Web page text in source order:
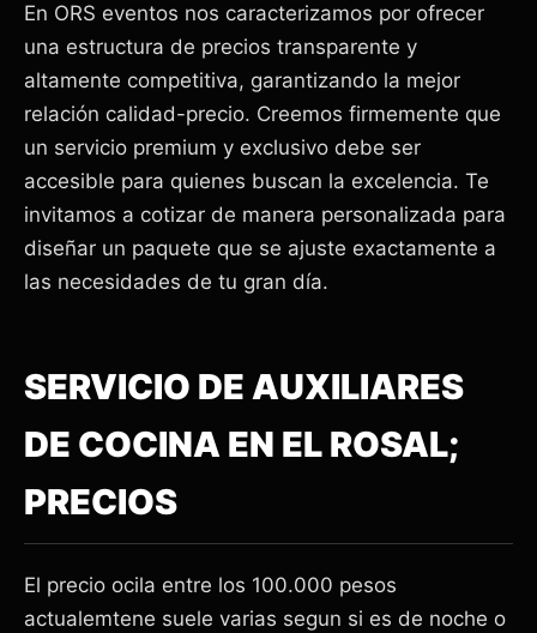
En ORS eventos nos caracterizamos por ofrecer
una estructura de precios transparente y
altamente competitiva, garantizando la mejor
relación calidad-precio. Creemos firmemente que
un servicio premium y exclusivo debe ser
accesible para quienes buscan la excelencia. Te
invitamos a cotizar de manera personalizada para
diseñar un paquete que se ajuste exactamente a
las necesidades de tu gran día.
SERVICIO DE AUXILIARES
DE COCINA EN EL ROSAL;
PRECIOS
El precio ocila entre los 100.000 pesos
actualemtene suele varias segun si es de noche o